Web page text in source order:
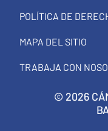
POLÍTICA DE
MAPA DEL SITIO
TRABAJA CON
© 2026